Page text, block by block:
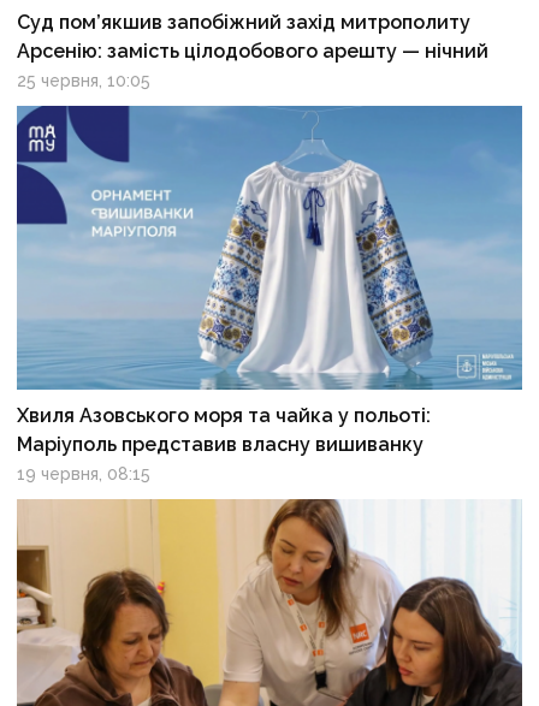
Суд пом’якшив запобіжний захід митрополиту
Арсенію: замість цілодобового арешту — нічний
25 червня, 10:05
Хвиля Азовського моря та чайка у польоті:
Маріуполь представив власну вишиванку
19 червня, 08:15